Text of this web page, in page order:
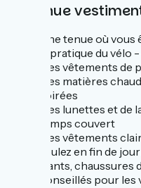
La tenue
Une tenue où vous
la pratique du vélo
Des vêtements
Des matières
soirées
Des lunettes et de
temps couvert
Des vêtements
roulez en fin de
Gants,
conseillés pour les